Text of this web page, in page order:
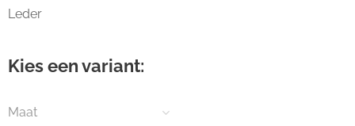
Leder
Kies een variant:
Maat